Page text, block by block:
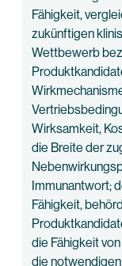
Fähigkeit,
zukünftigen
Wettbewerb
Wirksamkeit,
die Breite der
Immunantwort;
Fähigkeit,
die Fähigkeit
die